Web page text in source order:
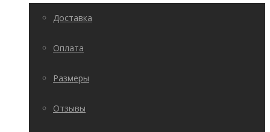
Доставка
Оплата
Размеры
Отзывы